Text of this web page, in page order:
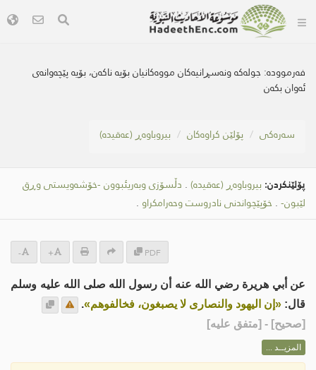
فەرموودە: جولەکە ونەسڕانیەکان مووەکانیان بۆیە ناکەن، بۆیە پێچەوانەى
ئەوان بکەن
سه‌ره‌كی پۆلێن کراوەکان بیروباوەڕ (عەقیدە)
پۆلێنکردن: بیروباوەڕ (عەقیدە) . دڵسۆزی وبەریئبوون -خۆشەویستی وڕق
لێبون- . خۆپێچواندنی نادروست وحەرامكراو .
PDF
+
-
عن أبي هريرة رضي الله عنه أن رسول الله صلى الله عليه وسلم
قال: «إن اليهود والنصارى لا يصبغون، فخالفوهم».
[صحيح] - [متفق عليه]
المزيــد ...